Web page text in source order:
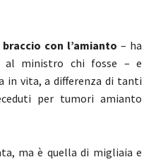
con l’amianto – ha
al ministro chi fosse – e
in vita, a differenza di tanti
per tumori amianto
ma è quella di migliaia e